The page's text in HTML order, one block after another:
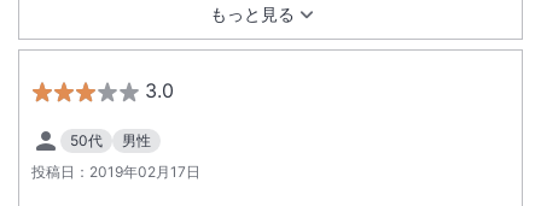
もっと見る
3.0
50代
男性
投稿日： 2019年02月17日